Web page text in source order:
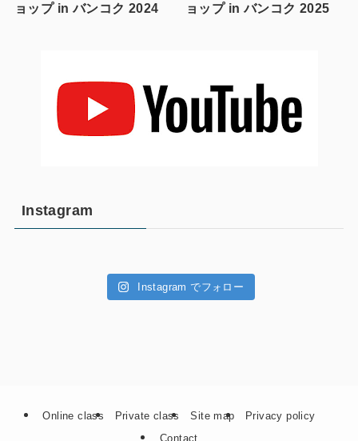
ョップ in バンコク 2024
ョップ in バンコク 2025
Instagram
Instagram でフォロー
Online class Private class Site map
Privacy policy
Contact